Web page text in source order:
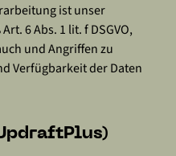
ist unser
6 Abs. 1 lit. f DSGVO,
und Angriffen zu
Verfügbarkeit der Daten